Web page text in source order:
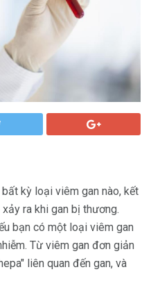
kỳ loại viêm gan nào, kết
ra khi gan bị thương.
bạn có một loại viêm gan
Từ viêm gan đơn giản
liên quan đến gan, và